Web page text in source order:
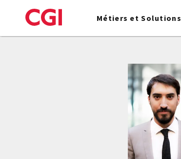
to
Métiers et Solutions